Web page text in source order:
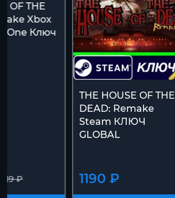
OF THE
Xbox
One Ключ
₽
THE HOUSE OF THE
DEAD: Remake
Steam КЛЮЧ
GLOBAL
1190 ₽